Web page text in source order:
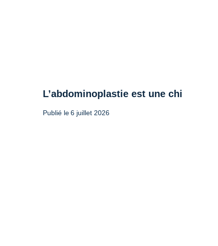
L’abdominoplastie est une chirurgie
Publié le 6 juillet 2026